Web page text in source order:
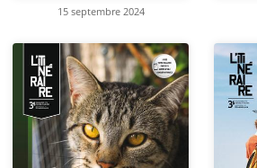
15 septembre 2024